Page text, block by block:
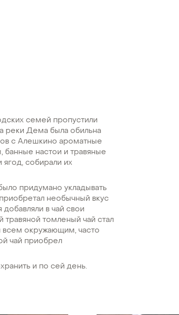
семей пропустили
реки Дема была обильна
с Алешкино ароматные
банные настои и травяные
собирали их
придумано укладывать
необычный вкус
в чай свои
томленый чай стал
окружающим, часто
чай приобрел
и по сей день.